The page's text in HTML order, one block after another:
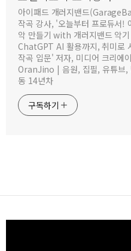
아이패드 개러지밴드
작곡 강사, '오늘부터 프로듀서!
악 만들기 with 개러지밴드 악
ChatGPT AI 활용까지, 취미로
작곡 입문' 저자, 미디어 크리에
OranJino | 음원, 집필, 유튜브,
동 14년차
구독하기